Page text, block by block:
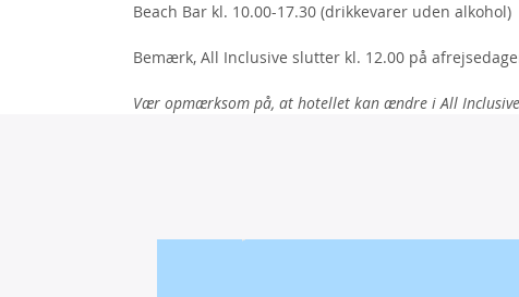
Beach Bar kl. 10.00-17.30 (drikkevarer uden alkohol)
Bemærk, All Inclusive slutter kl. 12.00 på
Vær opmærksom på, at hotellet kan ændre i All